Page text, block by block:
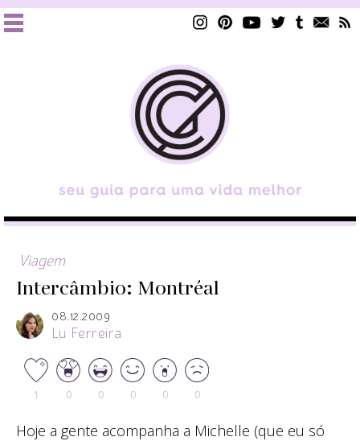
Viagem
Intercâmbio: Montréal
08.12.2009
Lu Ferreira
1 0 0 0 0 0
Hoje a gente acompanha a Michelle (que eu só